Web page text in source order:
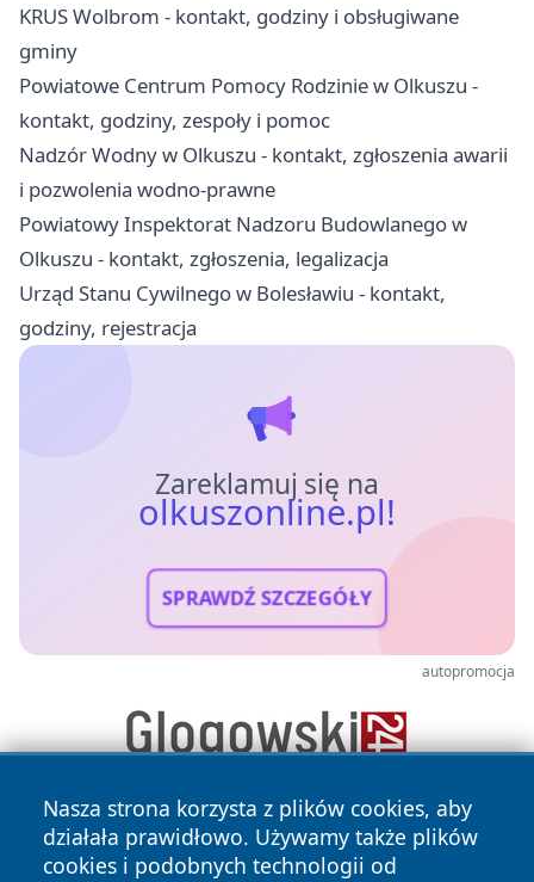
KRUS Wolbrom - kontakt, godziny i obsługiwane
gminy
Powiatowe Centrum Pomocy Rodzinie w Olkuszu -
kontakt, godziny, zespoły i pomoc
Nadzór Wodny w Olkuszu - kontakt, zgłoszenia awarii
i pozwolenia wodno-prawne
Powiatowy Inspektorat Nadzoru Budowlanego w
Olkuszu - kontakt, zgłoszenia, legalizacja
Urząd Stanu Cywilnego w Bolesławiu - kontakt,
godziny, rejestracja
Zareklamuj się na
olkuszonline.pl!
SPRAWDŹ SZCZEGÓŁY
autopromocja
Nasza strona korzysta z plików cookies, aby
działała prawidłowo. Używamy także plików
cookies i podobnych technologii od